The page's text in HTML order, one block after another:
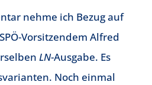
nehme ich Bezug auf
Vorsitzendem Alfred
LN-Ausgabe. Es
Noch einmal